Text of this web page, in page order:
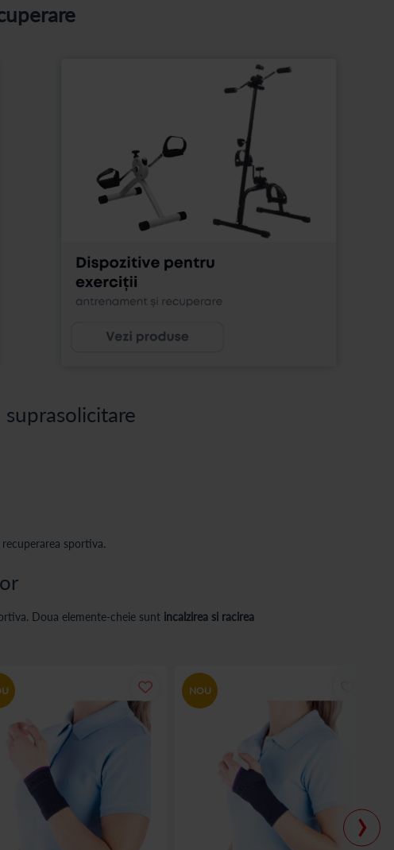
sportiva.
Doua elemente-cheie sunt incalzirea si racirea
NOU
›